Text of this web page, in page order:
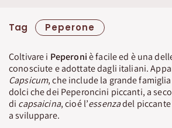
Tag Peperone
Coltivare i Peperoniè facile ed è una
conosciute e adottate dagli italiani.
Capsicum, che include la grande
dolci che dei Peperoncini piccanti, a
di capsaicina, cioé l’essenzadel piccante
a sviluppare.